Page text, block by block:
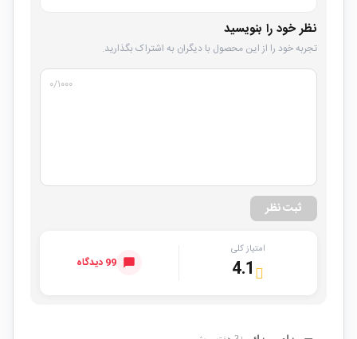
نظر خود را بنویسید
تجربه خود را از این محصول با دیگران به اشتراک بگذارید.
۰/۱۰۰۰
ثبت نظر
امتیاز کلی
4.1 99 دیدگاه